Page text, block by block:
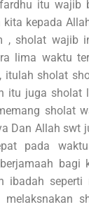
itu wajib
kepada
, sholat wajib
lima waktu
itulah sholat
itu juga
sholat
Dan Allah swt
pada
seperti